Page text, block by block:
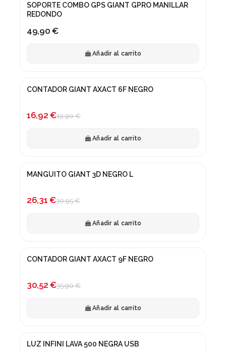
SOPORTE COMBO GPS GIANT GPRO MANILLAR
REDONDO
49,90 €
Añadir al carrito
¡En oferta!
CONTADOR GIANT AXACT 6F NEGRO
16,92 €19,90 €
Añadir al carrito
¡En oferta!
MANGUITO GIANT 3D NEGRO L
26,31 €30,95 €
Añadir al carrito
¡En oferta!
CONTADOR GIANT AXACT 9F NEGRO
30,52 €35,90 €
Añadir al carrito
LUZ INFINI LAVA 500 NEGRA USB